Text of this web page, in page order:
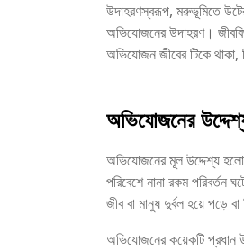
উদাহরণস্বরূপ, মরুভূমিতে
অভিযোজনের উদাহরণ।
অভিযোজন জীবের টিকে
অভিযোজনের
অভিযোজনের মূল উদ্দেশ্য হলো
পরিবেশে নানা রকম পরিবর্তন
জীব বা মানুষ দুর্বল হয়ে পড়ে
অভিযোজনের কয়েকটি প্রধান